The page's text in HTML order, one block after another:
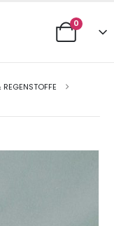
0
REGENSTOFFE